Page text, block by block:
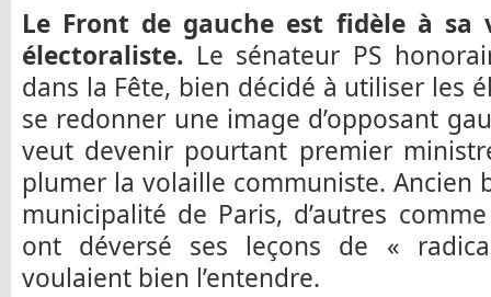
Le Front de gauche est fidèle à sa
électoraliste. Le sénateur PS
dans la Fête, bien décidé à utiliser les
se redonner une image d’opposant
veut devenir pourtant premier
plumer la volaille communiste. Ancien
municipalité de Paris, d’autres
ont déversé ses leçons de «
voulaient bien l’entendre.